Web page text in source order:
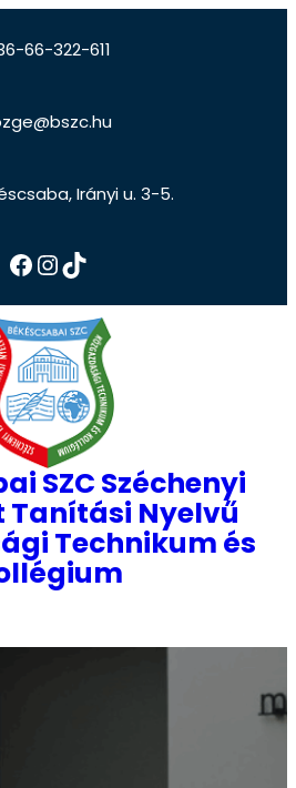
66-322-611
Irányi u. 3-5.
SZC Széchenyi
Tanítási Nyelvű
Technikum és